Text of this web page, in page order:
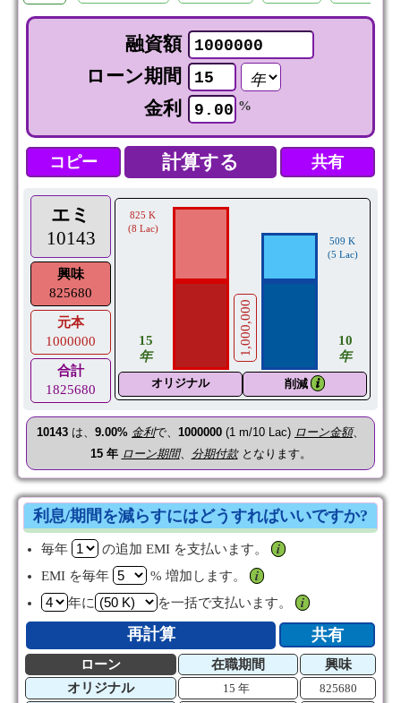
融資額
ローン期間
金利
%
コピー 共有
エミ
10143
興味
825680
元本
1000000
合計
1825680
825 K
(8 Lac)
15
年
1,000,000
509 K
(5 Lac)
10
年
オリジナル 削減 𝒊
10143 は、 9.00% 金利で、 1000000 (1 m/10 Lac) ローン金額、
15 年 ローン期間、 分期付款となります。
利息/期間を減らすにはどうすればいいですか?
毎年 の追加 EMI を支払います。
𝒊
EMI を毎年
% 増加します。
𝒊
年に
を一括で支払います。 𝒊
再計算 共有
ローン 在職期間
興味
オリジナル
15 年 825680